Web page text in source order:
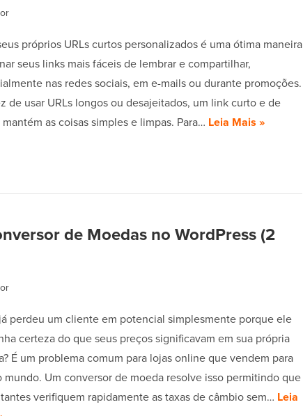
próprios URLs curtos personalizados é uma ótima maneira
seus links mais fáceis de lembrar e compartilhar,
nas redes sociais, em e-mails ou durante promoções.
de usar URLs longos ou desajeitados, um link curto e de
mantém as coisas simples e limpas. Para… Leia Mais »
de Moedas no WordPress (2
perdeu um cliente em potencial simplesmente porque ele
certeza do que seus preços significavam em sua própria
É um problema comum para lojas online que vendem para
mundo. Um conversor de moeda resolve isso permitindo que
verifiquem rapidamente as taxas de câmbio sem… Leia